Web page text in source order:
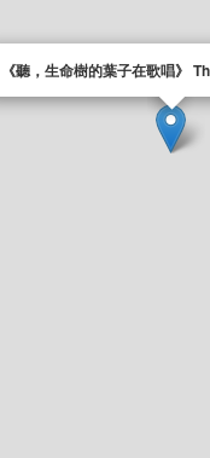
《聽，生命樹的葉子在歌唱》